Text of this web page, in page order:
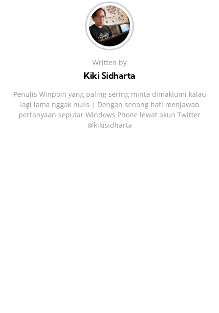
Written by
Kiki Sidharta
Penulis Winpoin yang paling sering minta dimaklumi kalau
lagi lama nggak nulis | Dengan senang hati menjawab
pertanyaan seputar Windows Phone lewat akun Twitter
@kikisidharta